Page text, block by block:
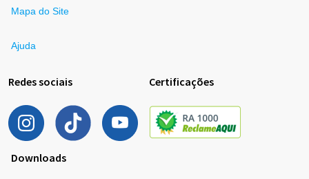
Mapa do Site
Ajuda
Redes sociais Certificações
Downloads